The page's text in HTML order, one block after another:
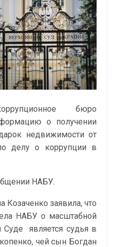
бюро
о получении
недвижимости от
делу о коррупции в
НАБУ.
Козаченко заявила, что
НАБУ о масштабной
Суде является судья в
чей сын Богдан